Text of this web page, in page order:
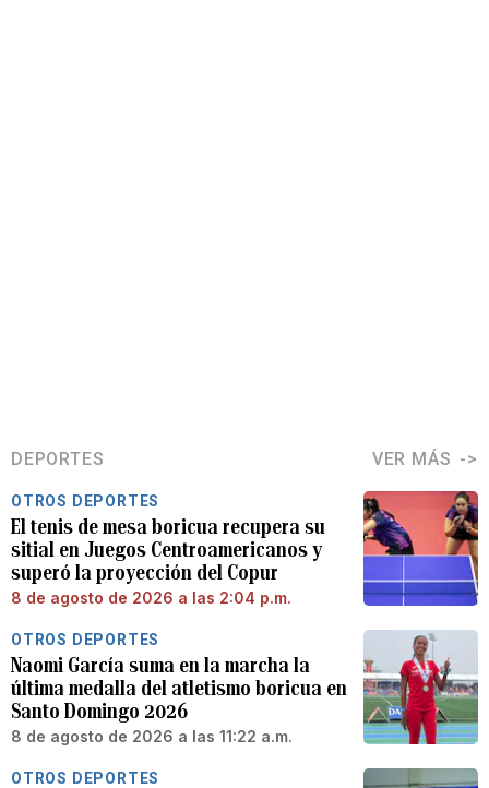
DEPORTES VER MÁS
OTROS DEPORTES
El tenis de mesa boricua recupera su
sitial en Juegos Centroamericanos y
superó la proyección del Copur
8 de agosto de 2026 a las 2:04 p.m.
OTROS DEPORTES
Naomi García suma en la marcha la
última medalla del atletismo boricua en
Santo Domingo 2026
8 de agosto de 2026 a las 11:22 a.m.
OTROS DEPORTES